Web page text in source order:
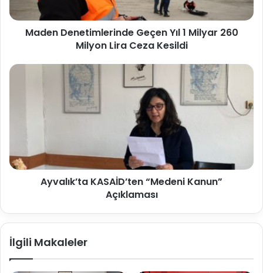
Maden Denetimlerinde Geçen Yıl 1 Milyar 260
Milyon Lira Ceza Kesildi
Ayvalık’ta KASAİD’ten “Medeni Kanun”
Açıklaması
İlgili Makaleler